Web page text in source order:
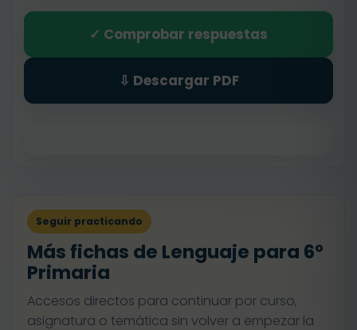
✓ Comprobar respuestas
⇩ Descargar PDF
Seguir practicando
Más fichas de Lenguaje para 6º
Primaria
Accesos directos para continuar por curso,
asignatura o temática sin volver a empezar la